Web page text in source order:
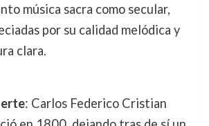
música sacra como secular,
por su calidad melódica y
clara.
: Carlos Federico Cristian